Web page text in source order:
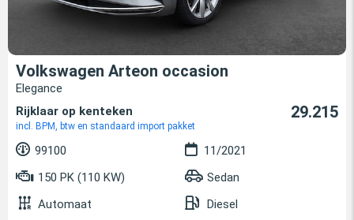
Volkswagen Arteon occasion
Elegance
Rijklaar op kenteken
incl. BPM, btw en standaard import pakket
29.215
99100
11/2021
150 PK (110 KW)
Sedan
Automaat
Diesel